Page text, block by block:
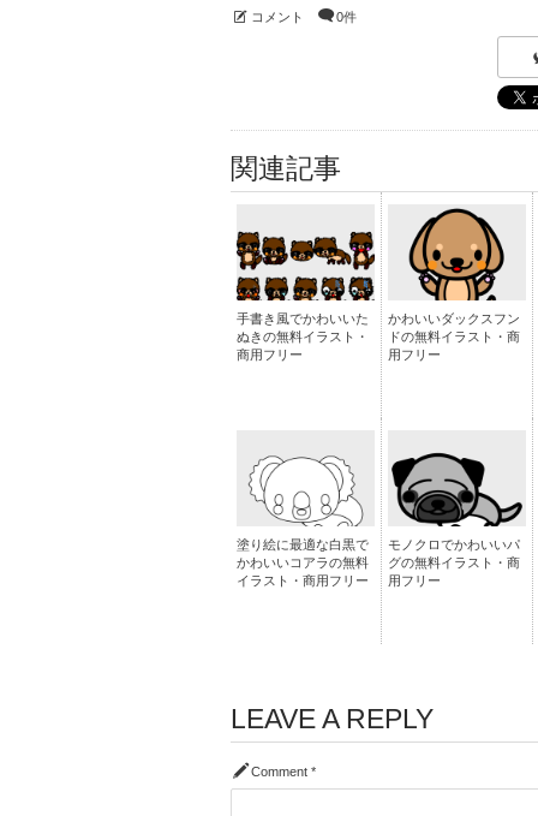
コメント 0件
関連記事
手書き風でかわいいた
ぬきの無料イラスト・
商用フリー
かわいいダックスフン
ドの無料イラスト・商
用フリー
塗り絵に最適な白黒で
かわいいコアラの無料
イラスト・商用フリー
モノクロでかわいいパ
グの無料イラスト・商
用フリー
LEAVE A REPLY
Comment *